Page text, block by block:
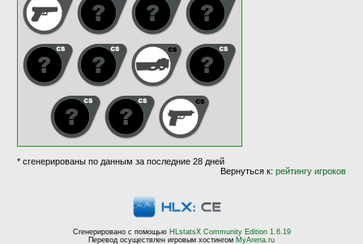
* сгенерированы по данным за последние 28 дней
Вернуться к:рейтингу игроков
Сгенерировано с помощью HLstatsX Community Edition 1.6.19
Перевод осуществлен игровым хостингом MyArena.ru